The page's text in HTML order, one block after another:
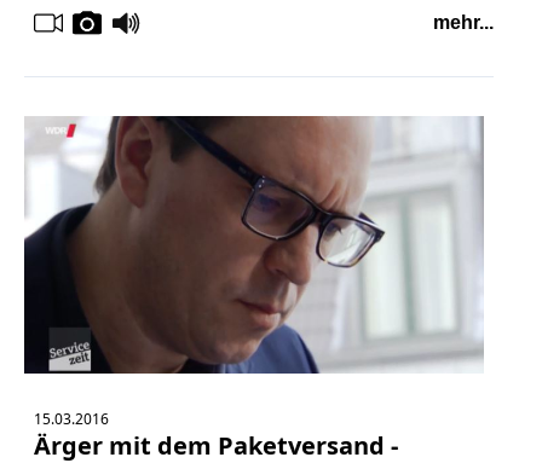
mehr...
15.03.2016
Ärger mit dem Paketversand -